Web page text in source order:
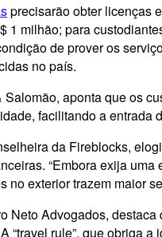
precisarão obter licenças
1 milhão; para
de prover os
no país.
aponta que os
facilitando a entrada
da Fireblocks,
“Embora exija
no exterior trazem maior
Neto Advogados,
“travel rule”, que obriga